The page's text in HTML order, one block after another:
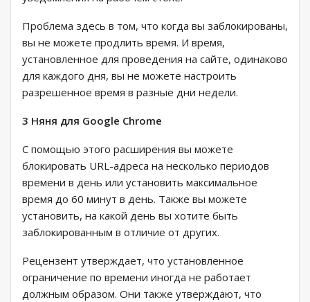
Проблема здесь в том, что когда вы заблокированы,
вы не можете продлить время. И время,
установленное для проведения на сайте, одинаково
для каждого дня, вы не можете настроить
разрешенное время в разные дни недели.
3 Няня для Google Chrome
С помощью этого расширения вы можете
блокировать URL-адреса на несколько периодов
времени в день или установить максимальное
время до 60 минут в день. Также вы можете
установить, на какой день вы хотите быть
заблокированным в отличие от других.
Рецензент утверждает, что установленное
ограничение по времени иногда не работает
должным образом. Они также утверждают, что